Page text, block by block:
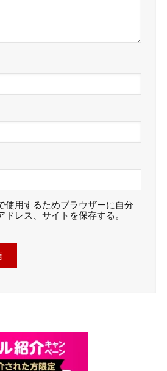
使用するためブラウザーに自分
ドレス、サイトを保存する。